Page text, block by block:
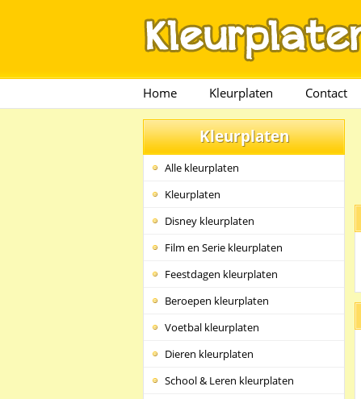
Home Kleurplaten Contact
Kleurplaten
Alle kleurplaten
Kleurplaten
Disney kleurplaten
Film en Serie kleurplaten
Feestdagen kleurplaten
Beroepen kleurplaten
Voetbal kleurplaten
Dieren kleurplaten
School & Leren kleurplaten